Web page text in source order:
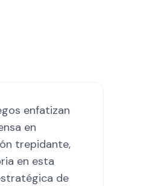
enfatizan
en
trepidante,
en esta
de